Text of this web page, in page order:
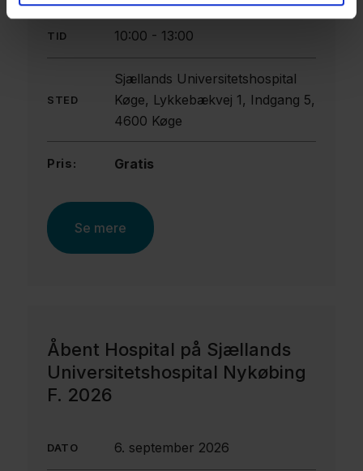
TID 10:00 - 13:00
STED
Sjællands Universitetshospital
Køge, Lykkebækvej 1, Indgang 5,
4600 Køge
Pris: Gratis
Se mere
Åbent Hospital på Sjællands
Universitetshospital Nykøbing
F. 2026
DATO 6. september 2026